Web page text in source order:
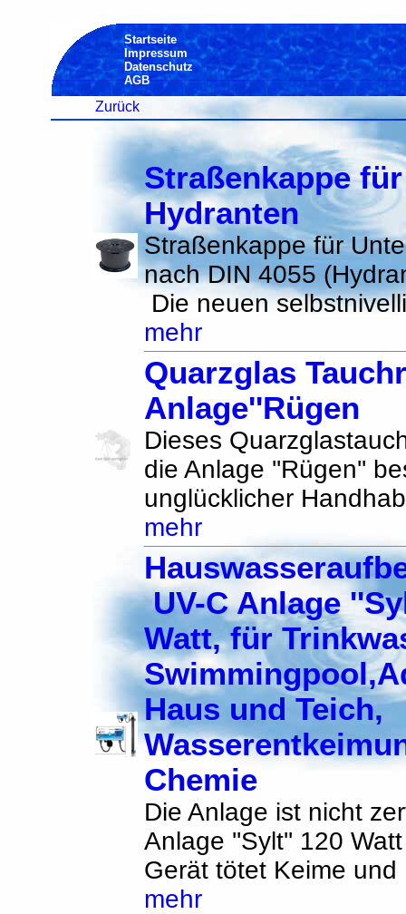
Startseite
Impressum
Datenschutz
AGB
Zurück
Straßenkappe für
Hydranten
Straßenkappe für
nach DIN 4055
Die neuen
mehr
Quarzglas
Anlage''Rügen
Dieses
die Anlage ''Rügen''
unglücklicher
mehr
UV-C Anlage
Watt, für
Haus und Teich,
Chemie
Die Anlage ist nicht
Anlage ''Sylt'' 120
Gerät tötet Keime und
mehr